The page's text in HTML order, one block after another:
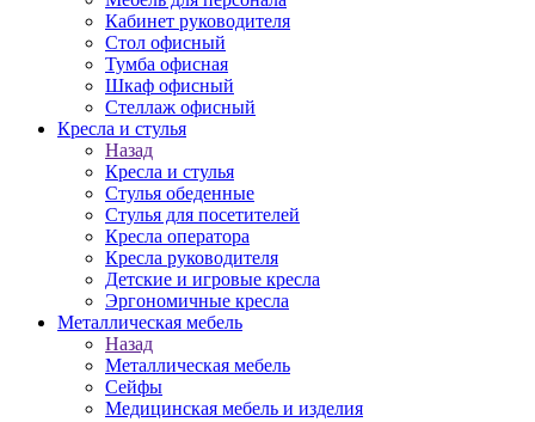
Кабинет руководителя
Стол офисный
Тумба офисная
Шкаф офисный
Стеллаж офисный
Кресла и стулья
Назад
Кресла и стулья
Стулья обеденные
Стулья для посетителей
Кресла оператора
Кресла руководителя
Детские и игровые кресла
Эргономичные кресла
Металлическая мебель
Назад
Металлическая мебель
Сейфы
Медицинская мебель и изделия